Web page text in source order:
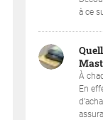
à ce
À
En